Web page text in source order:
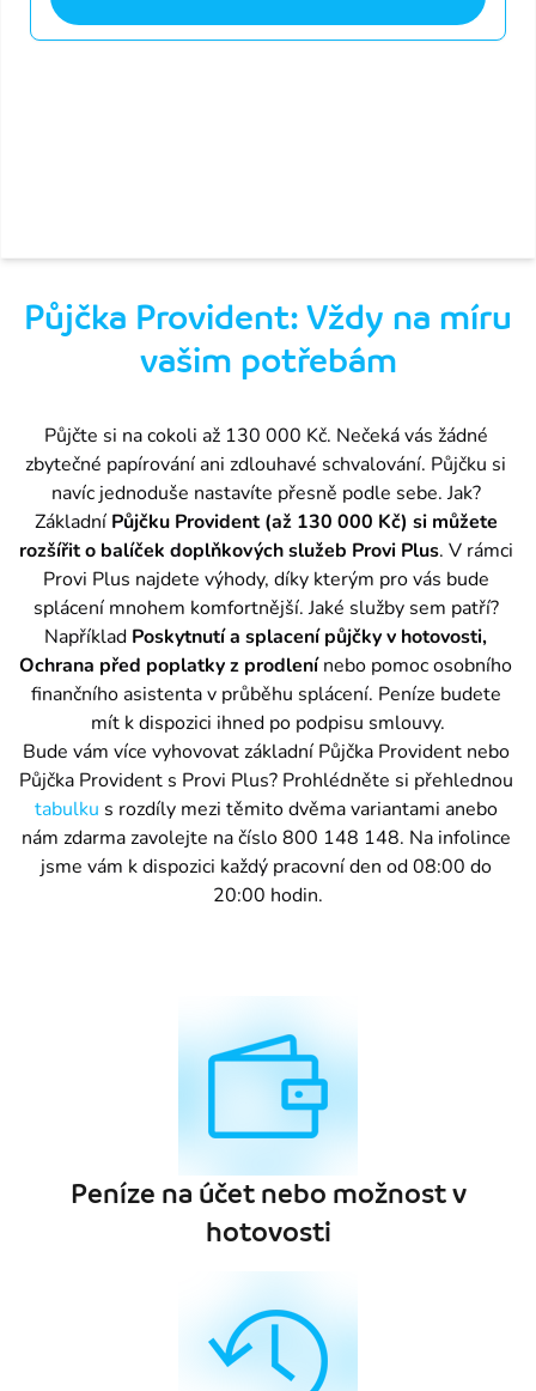
Provident je licencovaná společnost Českou národní bankou.
Aktuality z Providentu
Spousta tipů, jak ušetřit, právní poradna, příběhy z Providentu i
Napsali o Neviditelných
Napsali o nás
O Providentu se můžete pravidelně dočíst v různých médiích.
Kariéra v Providentu
Chcete patřit mezi nás? Stačí odpovědět na nabízené pozice a
Pro média
Tiskové zprávy a kontakty pro média.
Kontakty
Ať už budete potřebovat cokoliv, jsme tu pro vás. Můžete nám
Půjčka Provident
Půjčka Provi Desetinka
Půjčka Provident: Vždy na míru
vašim potřebám
Půjčte si na cokoli až 130 000 Kč. Nečeká vás žádné
zbytečné papírování ani zdlouhavé schvalování. Půjčku si
navíc jednoduše nastavíte přesně podle sebe. Jak?
Základní Půjčku Provident (až 130 000 Kč) si můžete
rozšířit o balíček doplňkových služeb Provi Plus. V rámci
Provi Plus najdete výhody, díky kterým pro vás bude
splácení mnohem komfortnější. Jaké služby sem patří?
Například Poskytnutí a splacení půjčky v hotovosti,
Ochrana před poplatky z prodlení nebo pomoc osobního
finančního asistenta v průběhu splácení. Peníze budete
mít k dispozici ihned po podpisu smlouvy.
Bude vám více vyhovovat základní Půjčka Provident nebo
tabulku s rozdíly mezi těmito dvěma variantami anebo
nám zdarma zavolejte na číslo 800 148 148. Na infolince
jsme vám k dispozici každý pracovní den od 08:00 do
20:00 hodin.
Peníze na účet nebo možnost v
hotovosti